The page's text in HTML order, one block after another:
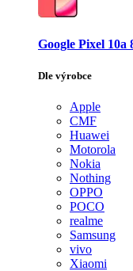
Google Pixel
Dle výrobce
Apple
CMF
Huawei
Motorola
Nokia
Nothing
OPPO
POCO
realme
Samsung
vivo
Xiaomi